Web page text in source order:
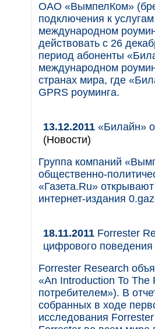
ОАО «ВымпелКом»
подключения к
международном
действовать с 26
период абоненты
международном
странах мира, где
GPRS роуминга.
13.12.2011 «Билайн»
(Новости)
Группа компаний
общественно-
«Газета.Ru»
интернет-издания
18.11.2011 Forrester
цифрового
Forrester Research
«An Introduction To The
потребителем»). В
собранных в ходе
исследования